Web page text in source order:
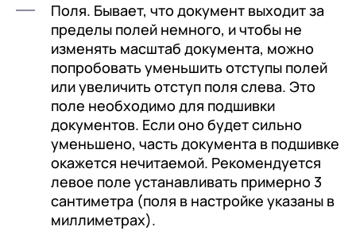
Поля. Бывает, что документ выходит за
пределы полей немного, и чтобы не
изменять масштаб документа, можно
попробовать уменьшить отступы полей
или увеличить отступ поля слева. Это
поле необходимо для подшивки
документов. Если оно будет сильно
уменьшено, часть документа в подшивке
окажется нечитаемой. Рекомендуется
левое поле устанавливать примерно 3
сантиметра (поля в настройке указаны в
миллиметрах).